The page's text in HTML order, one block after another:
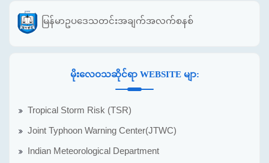
မြန်မာဥပဒေသတင်းအချက်အလက်စနစ်
မိုးလေဝသဆိုင်ရာ WEBSITE မျာ:
Tropical Storm Risk (TSR)
Joint Typhoon Warning Center(JTWC)
Indian Meteorological Department